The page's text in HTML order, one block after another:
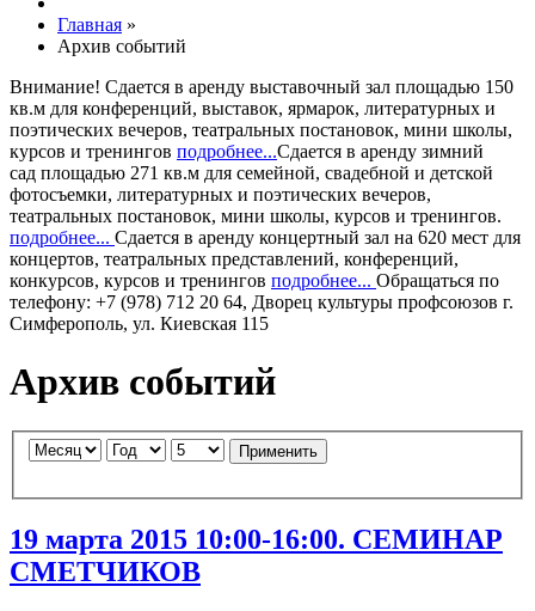
Главная »
Архив событий
Внимание! Сдается в аренду выставочный зал площадью 150
кв.м для конференций, выставок, ярмарок, литературных и
поэтических вечеров, театральных постановок, мини школы,
курсов и тренингов подробнее...Сдается в аренду зимний
сад площадью 271 кв.м для семейной, свадебной и детской
фотосъемки, литературных и поэтических вечеров,
театральных постановок, мини школы, курсов и тренингов.
подробнее... Сдается в аренду концертный зал на 620 мест для
концертов, театральных представлений, конференций,
конкурсов, курсов и тренингов подробнее... Обращаться по
телефону: +7 (978) 712 20 64, Дворец культуры профсоюзов г.
Симферополь, ул. Киевская 115
Архив событий
Применить
19 марта 2015 10:00-16:00. СЕМИНАР
СМЕТЧИКОВ